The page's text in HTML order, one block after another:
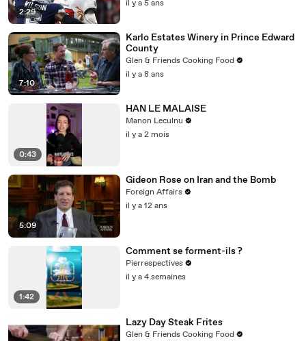
2:29
il y a 5 ans
7:10
Karlo Estates Winery in Prince Edward
County
Glen & Friends Cooking Food
il y a 8 ans
0:43
HAN LE MALAISE
Manon Leculnu
il y a 2 mois
5:09
Gideon Rose on Iran and the Bomb
Foreign Affairs
il y a 12 ans
1:42
Comment se forment-ils ?
Pierrespectives
il y a 4 semaines
Lazy Day Steak Frites
Glen & Friends Cooking Food